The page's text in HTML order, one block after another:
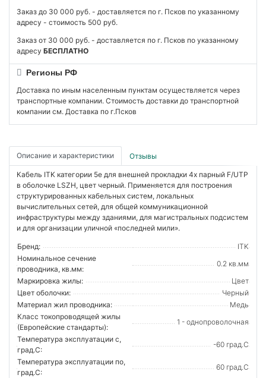
Заказ до 30 000 руб. - доставляется по г. Псков по указанному
адресу - стоимость 500 руб.
Заказ от 30 000 руб. - доставляется по г. Псков по указанному
адресу БЕСПЛАТНО
Регионы РФ
Доставка по иным населенным пунктам осуществляется через
транспортные компании. Стоимость доставки до транспортной
компании см. Доставка по г.Псков
Описание и характеристики Отзывы
Кабель ITK категории 5е для внешней прокладки 4х парный F/UTP
в оболочке LSZH, цвет черный. Применяется для построения
структурированных кабельных систем, локальных
вычислительных сетей, для общей коммуникационной
инфраструктуры между зданиями, для магистральных подсистем
и для организации уличной «последней мили».
Бренд:
ITK
Номинальное сечение
проводника, кв.мм:
0.2 кв.мм
Маркировка жилы:
Цвет
Цвет оболочки:
Черный
Материал жил проводника:
Медь
Класс токопроводящей жилы
(Европейские стандарты):
1 - однопроволочная
Температура эксплуатации с,
град.C:
-60 град.C
Температура эксплуатации по,
град.C:
60 град.C